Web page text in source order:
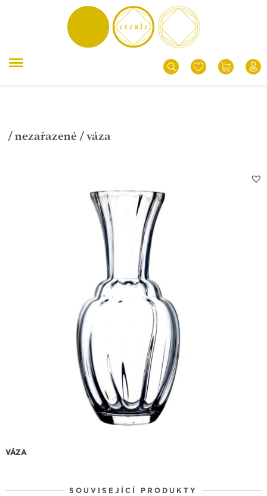
/ nezařazené / váza
VÁZA
SOUVISEJÍCÍ PRODUKTY